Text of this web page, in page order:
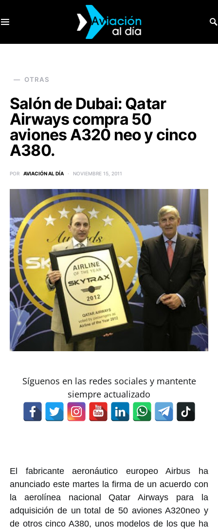
OTRAS
Salón de Dubai: Qatar
Airways compra 50
aviones A320 neo y cinco
A380.
POR AVIACIÓN AL DÍA NOVIEMBRE 15, 2011
Síguenos en las redes sociales y mantente
siempre actualizado
El fabricante aeronáutico europeo Airbus ha
anunciado este martes la firma de un acuerdo con
la aerolínea nacional Qatar Airways para la
adquisición de un total de 50 aviones A320neo y
de otros cinco A380, unos modelos de los que ha